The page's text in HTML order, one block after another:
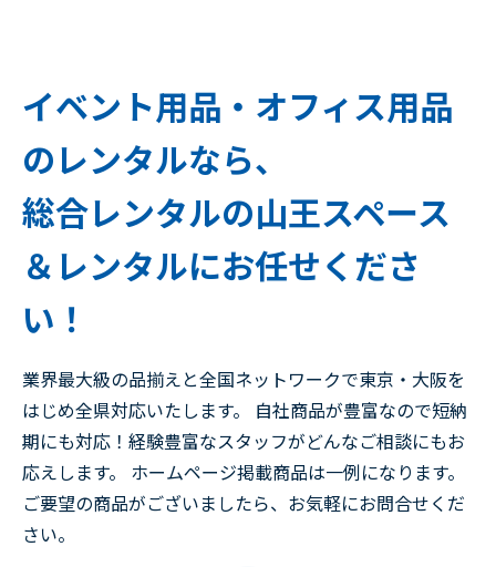
イベント用品・オフィス用品
のレンタルなら、
総合レンタルの山王スペース
＆レンタルにお任せくださ
い！
業界最大級の品揃えと全国ネットワークで東京・大阪を
はじめ全県対応いたします。 自社商品が豊富なので短納
期にも対応！経験豊富なスタッフがどんなご相談にもお
応えします。 ホームページ掲載商品は一例になります。
ご要望の商品がございましたら、お気軽にお問合せくだ
さい。